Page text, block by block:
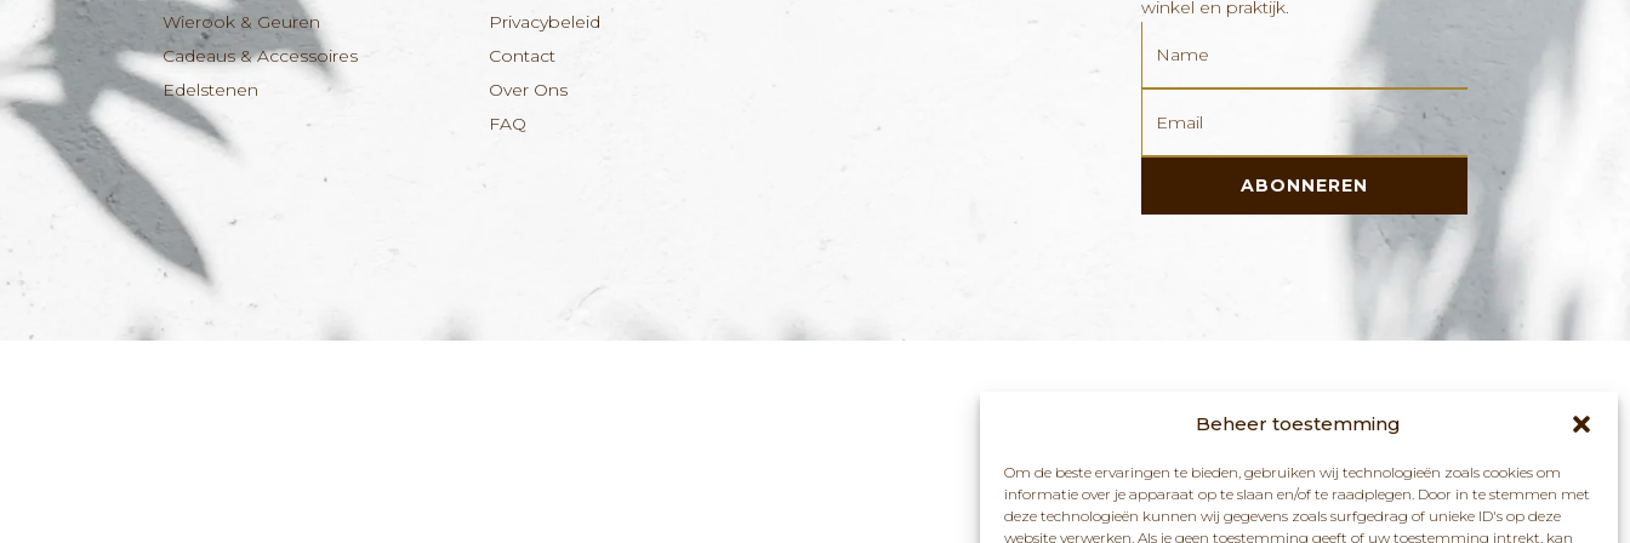
Beheer toestemming
Om de beste ervaringen te bieden, gebruiken wij technologieën zoals cookies om
informatie over je apparaat op te slaan en/of te raadplegen. Door in te stemmen met
deze technologieën kunnen wij gegevens zoals surfgedrag of unieke ID's op deze
website verwerken. Als je geen toestemming geeft of uw toestemming intrekt, kan
Wierook & Geuren
Cadeaus & Accessoires
Edelstenen
Privacybeleid
Contact
Over Ons
FAQ
winkel en praktijk.
ABONNEREN